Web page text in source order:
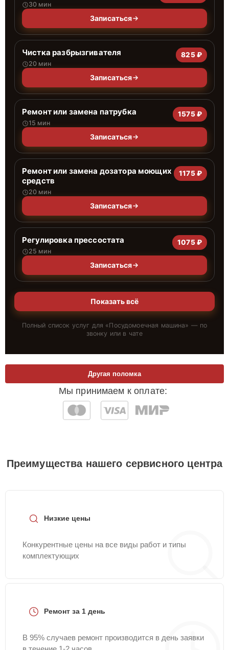
30 мин
Записаться
Чистка разбрызгивателя
20 мин
825 ₽
Записаться
Ремонт или замена патрубка
15 мин
1575 ₽
Записаться
Ремонт или замена дозатора моющих
средств
20 мин
1175 ₽
Записаться
Регулировка прессостата
25 мин
1075 ₽
Записаться
Показать всё
Полный список услуг для «Посудомоечная машина» — по
звонку или в чате
Мы принимаем к оплате:
Другая поломка
Преимущества нашего сервисного центра
Низкие цены
Конкурентные цены на все виды работ и типы
комплектующих
Ремонт за 1 день
В 95% случаев ремонт производится в день заявки